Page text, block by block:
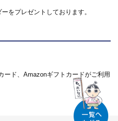
をプレゼントしております。
ード、Amazonギフトカードがご利用